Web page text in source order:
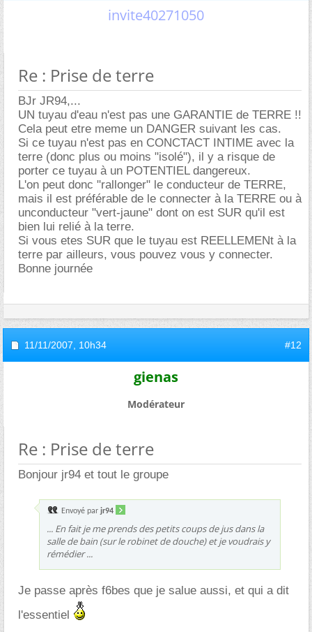
invite40271050
Re : Prise de terre
BJr JR94,...
UN tuyau d'eau n'est pas une GARANTIE de TERRE !!
Cela peut etre meme un DANGER suivant les cas.
Si ce tuyau n'est pas en CONCTACT INTIME avec la
terre (donc plus ou moins "isolé"), il y a risque de
porter ce tuyau à un POTENTIEL dangereux.
L'on peut donc "rallonger" le conducteur de TERRE,
mais il est préférable de le connecter à la TERRE ou à
unconducteur "vert-jaune" dont on est SUR qu'il est
bien lui relié à la terre.
Si vous etes SUR que le tuyau est REELLEMENt à la
terre par ailleurs, vous pouvez vous y connecter.
Bonne journée
11/11/2007, 10h34 #12
gienas
Modérateur
Re : Prise de terre
Bonjour jr94 et tout le groupe
Envoyé par jr94
... En fait je me prends des petits coups de jus dans la
salle de bain (sur le robinet de douche) et je voudrais y
rémédier ...
Je passe après f6bes que je salue aussi, et qui a dit
l'essentiel